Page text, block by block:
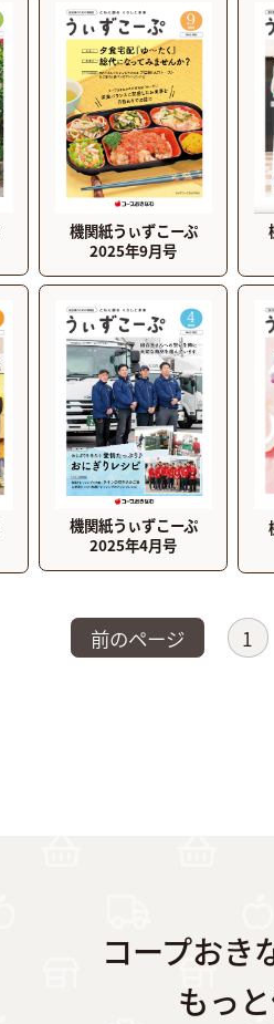
機関紙うぃずこーぷ
2025年9月号
機関紙うぃずこーぷ
2025年4月号
前のページ 1
コープおき
もっ